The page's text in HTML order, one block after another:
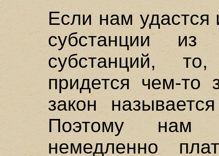
Если нам удастся
субстанции
субстанций,
придется чем-то
закон
Поэтому нам
немедленно